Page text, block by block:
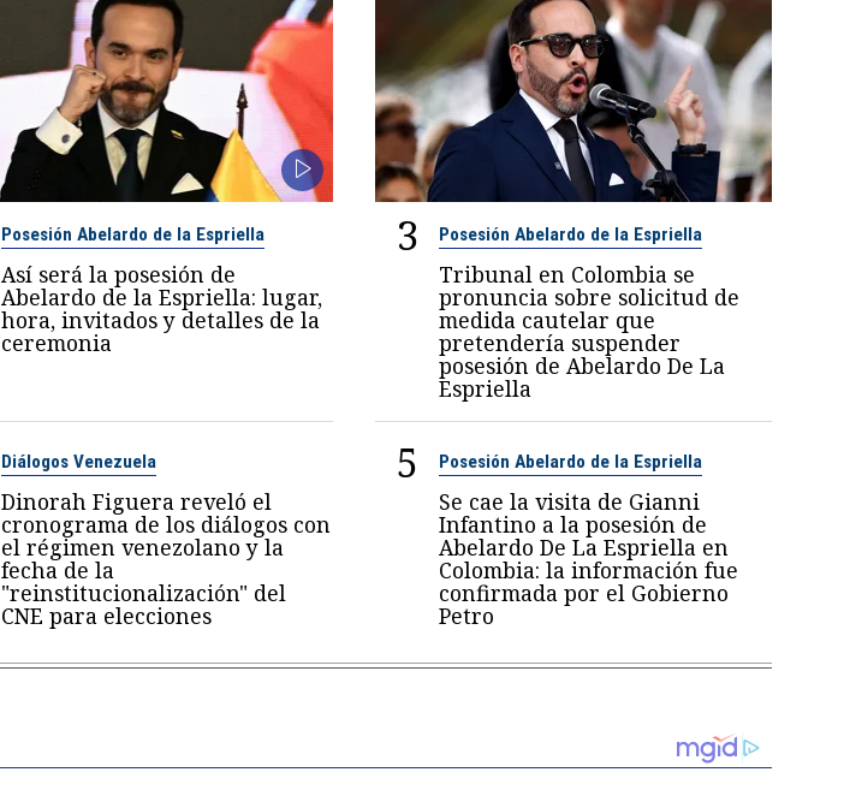
Posesión Abelardo de la Espriella
Así será la posesión de
Abelardo de la Espriella: lugar,
hora, invitados y detalles de la
ceremonia
3 Posesión Abelardo de la Espriella
Tribunal en Colombia se
pronuncia sobre solicitud de
medida cautelar que
pretendería suspender
posesión de Abelardo De La
Espriella
Diálogos Venezuela
Dinorah Figuera reveló el
cronograma de los diálogos con
el régimen venezolano y la
fecha de la
"reinstitucionalización" del
CNE para elecciones
5 Posesión Abelardo de la Espriella
Se cae la visita de Gianni
Infantino a la posesión de
Abelardo De La Espriella en
Colombia: la información fue
confirmada por el Gobierno
Petro